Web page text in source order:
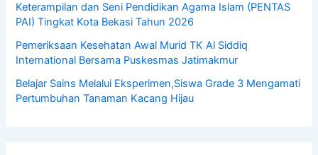
Keterampilan dan Seni Pendidikan Agama Islam (PENTAS
PAI) Tingkat Kota Bekasi Tahun 2026
Pemeriksaan Kesehatan Awal Murid TK Al Siddiq
International Bersama Puskesmas Jatimakmur
Belajar Sains Melalui Eksperimen,Siswa Grade 3 Mengamati
Pertumbuhan Tanaman Kacang Hijau